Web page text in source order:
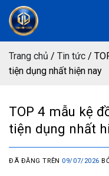
Chuyển
đến
dungTrang chủ / Tin tức /
tiện dụng nhất hiện nay
TOP 4 mẫu kệ
tiện dụng nhất
ĐÃ ĐĂNG TRÊN 09/07/2026